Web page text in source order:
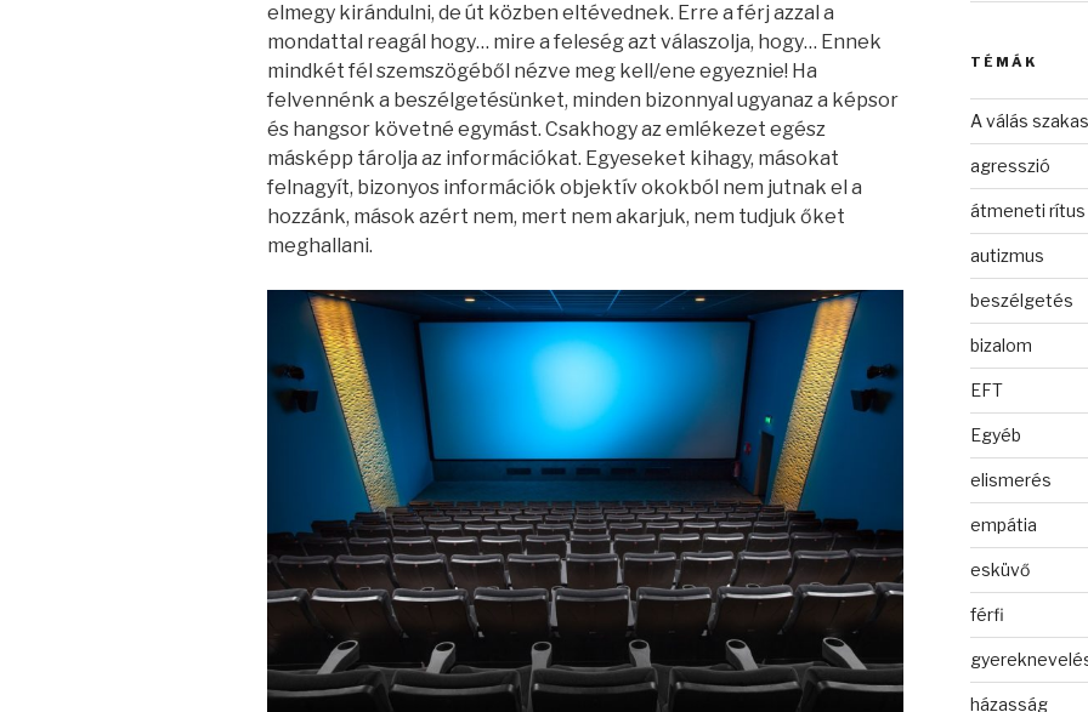
elmegy kirándulni, de út közben eltévednek. Erre a férj azzal a
mondattal reagál hogy… mire a feleség azt válaszolja, hogy… Ennek
mindkét fél szemszögéből nézve meg kell/ene egyeznie! Ha
felvennénk a beszélgetésünket, minden bizonnyal ugyanaz a képsor
és hangsor követné egymást. Csakhogy az emlékezet egész
másképp tárolja az információkat. Egyeseket kihagy, másokat
felnagyít, bizonyos információk objektív okokból nem jutnak el a
hozzánk, mások azért nem, mert nem akarjuk, nem tudjuk őket
meghallani.
TÉMÁK
A válás
agresszió
átmeneti rítus
autizmus
beszélgetés
bizalom
EFT
Egyéb
elismerés
empátia
esküvő
férfi
házasság